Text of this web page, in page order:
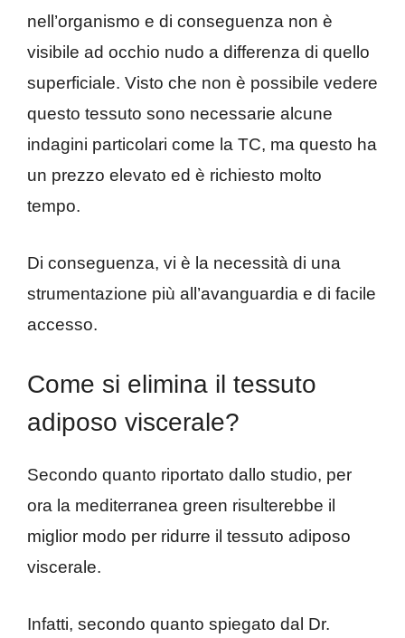
nell’organismo e di conseguenza non è
visibile ad occhio nudo a differenza di quello
superficiale. Visto che non è possibile vedere
questo tessuto sono necessarie alcune
indagini particolari come la TC, ma questo ha
un prezzo elevato ed è richiesto molto
tempo.
Di conseguenza, vi è la necessità di una
strumentazione più all’avanguardia e di facile
accesso.
Come si elimina il tessuto
adiposo viscerale?
Secondo quanto riportato dallo studio, per
ora la mediterranea green risulterebbe il
miglior modo per ridurre il tessuto adiposo
viscerale.
Infatti, secondo quanto spiegato dal Dr.